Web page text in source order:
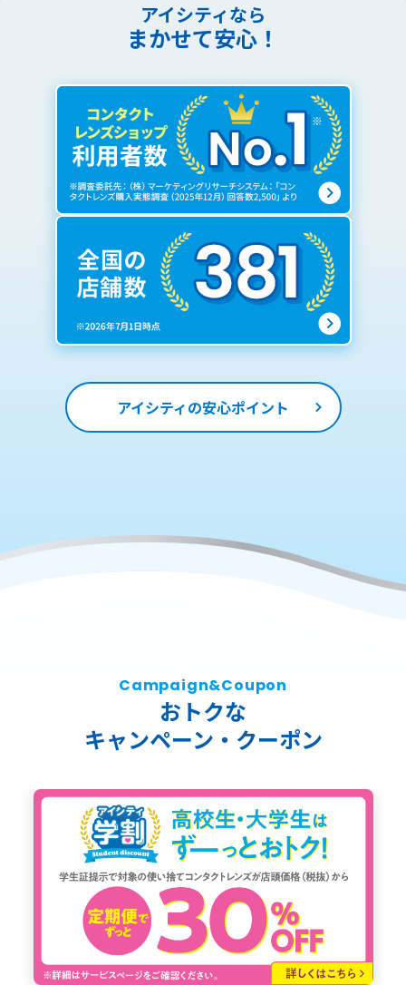
アイシティなら
まかせて安心！
アイシティの安心ポイント
Campaign&Coupon
おトクな
キャンペーン・クーポン